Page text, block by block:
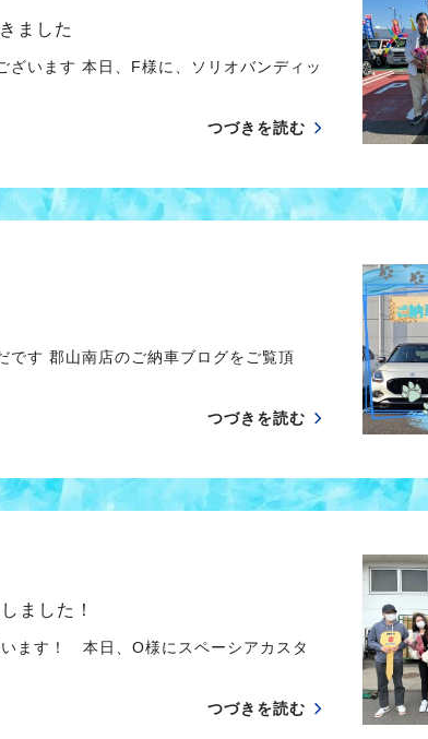
ました
います 本日、F様に、ソリオバンディッ
つづきを読む
です 郡山南店のご納車ブログをご覧頂
つづきを読む
ました！
ます！ 本日、O様にスペーシアカスタ
つづきを読む